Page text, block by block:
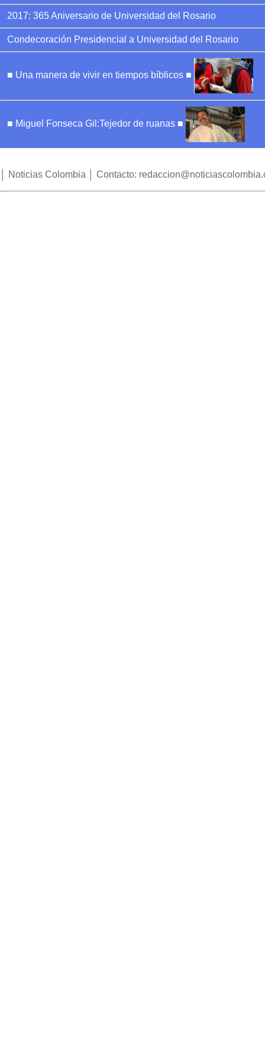
2017: 365 Aniversario de Universidad del Rosario
Condecoración Presidencial a Universidad del Rosario
■ Una manera de vivir en tiempos bíblicos ■
■ Miguel Fonseca Gil:Tejedor de ruanas ■
│ Noticias Colombia │ Contacto: